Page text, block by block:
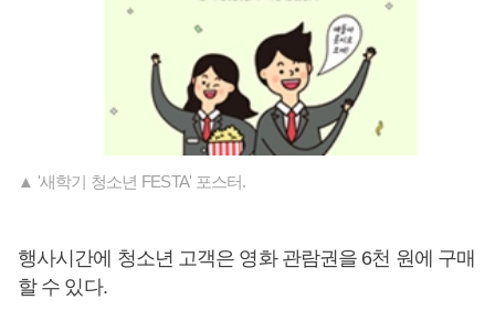
▲ '새학기 청소년 FESTA' 포스터.
행사시간에 청소년 고객은 영화 관람권을 6천 원에 구매
할 수 있다.